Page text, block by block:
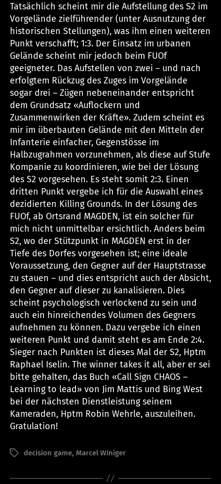
Tatsächlich scheint mir die Aufstellung des S2 im
Vorgelände zielführender (unter Ausnutzung der
historischen Stellungen), was ihm einen weiteren
Punkt verschafft; 1:3. Der Einsatz im urbanen
Gelände scheint mir jedoch beim FUOf
geeigneter. Das Aufstellen von zwei – und nach
erfolgtem Rückzug des Zuges im Vorgelände
sogar drei – Zügen nebeneinander entspricht
dem Grundsatz «Auflockern und
Zusammenwirken der Kräfte». Zudem scheint es
mir im überbauten Gelände mit den Mitteln der
Infanterie einfacher, Gegenstösse im
Halbzugrahmen vorzunehmen, als diese auf Stufe
Kompanie zu koordinieren, wie bei der Lösung
des S2 vorgesehen. Es steht somit 2:3. Einen
dritten Punkt vergebe ich für die Auswahl eines
dezidierten Killing Grounds. In der Lösung des
FUOf, ab Ortsrand MAGDEN, ist ein solcher für
mich nicht unmittelbar ersichtlich. Anders beim
S2, wo der Stützpunkt in MAGDEN erst in der
Tiefe des Dorfes vorgesehen ist; eine ideale
Voraussetzung, den Gegner auf der Hauptstrasse
zu stauen – und dies entspricht auch der Absicht,
den Gegner auf dieser zu kanalisieren. Dies
scheint psychologisch verlockend zu sein und
auch ein hinreichendes Volumen des Gegners
aufnehmen zu können. Dazu vergebe ich einen
weiteren Punkt und damit steht es am Ende 2:4.
Sieger nach Punkten ist dieses Mal der S2, Hptm
Raphael Iselin. The winner takes it all, aber er sei
bitte gehalten, das Buch «Call Sign CHAOS –
Learning to lead» von Jim Mattis und Bing West
bei der nächsten Dienstleistung seinem
Kameraden, Hptm Robin Wehrle, auszuleihen.
Gratulation!
Schlagwörter
decision game, Marcel Winiger
a